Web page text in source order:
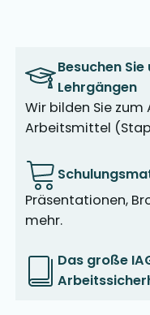
Besuchen
Lehrgängen
Wir bilden Sie
Arbeitsmittel
Präsentationen,
mehr.
Das große